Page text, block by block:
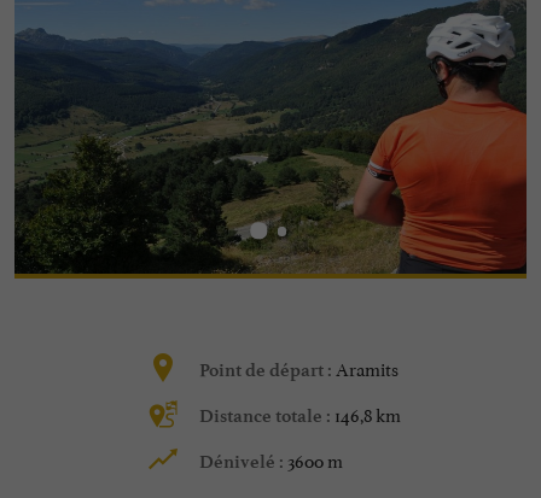
Point de départ : Aramits
Distance totale : 146,8 km
Dénivelé : 3600 m